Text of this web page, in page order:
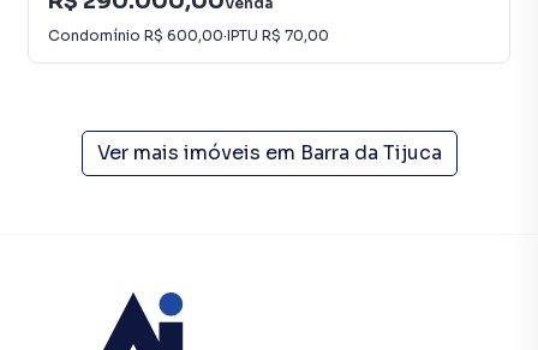
Condomínio R$ 600,00·IPTU R$ 70,00
Ver mais imóveis em Barra da Tijuca